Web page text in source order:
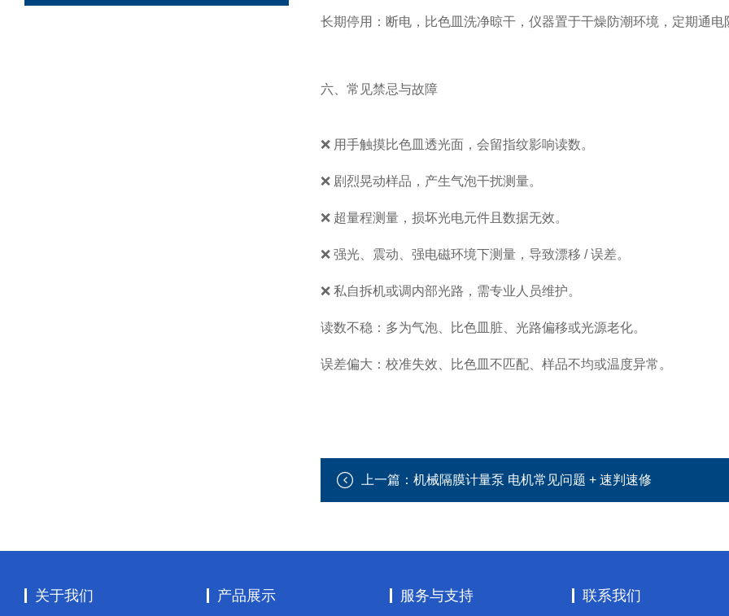
长期停用 ：断电，比色皿洗净晾干，仪器置于干燥防潮环境 ，定期通
六、常见禁忌与故障
❌ 用手触摸比色皿 透光面 ，会留指纹影响读数。
❌ 剧烈晃动样品，产生气泡干扰测量。
❌ 超量程测量，损坏光电元件且数据无效。
❌ 强光、震动、强电磁环境下测量，导致漂移 / 误差。
❌ 私自拆机或调内部光路，需专业人员维护。
读数不稳 ：多为气泡、比色皿脏、光路偏移或光源老化。
误差偏大 ：校准失效、比色皿不匹配、样品不均或温度异常。
上一篇： 机械隔膜计量泵 电机常见问题 + 速判速修
关于我们 产品展示 服务与支持 联系我们